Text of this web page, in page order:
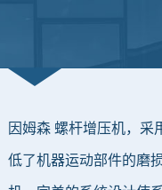
因姆森 螺杆增压机，采
低了机器运动部件的磨